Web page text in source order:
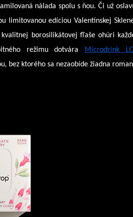
nálada spolu s ňou. Či už
limitovanou edíciou Valentínskej
borosilikátovej fľaše ohúri
režimu dotvára
Microdrink
bez ktorého sa nezaobíde žiadna